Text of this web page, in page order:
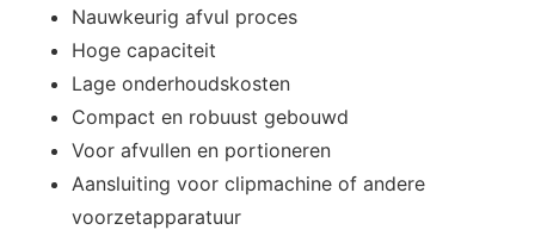
Nauwkeurig afvul proces
Hoge capaciteit
Lage onderhoudskosten
Compact en robuust gebouwd
Voor afvullen en portioneren
Aansluiting voor clipmachine of andere
voorzetapparatuur